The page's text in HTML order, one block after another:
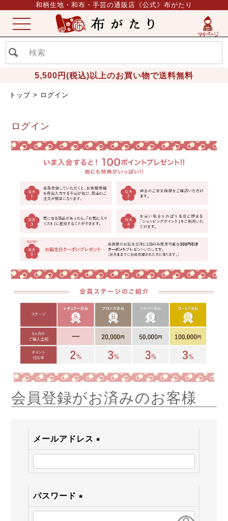
和柄生地・和布・手芸の通販店《公式》布がたり
5,500円(税込)以上のお買い物で送料無料
ME
NU
トップ ログイン
ログイン
会員登録がお済みのお客様
メールアドレス
(必
須)
パスワード
(必